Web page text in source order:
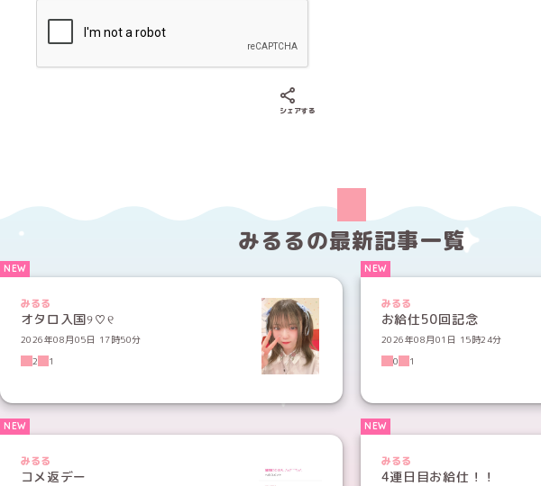
シェアする
みるるの最新記事一覧
みるる
オタロ入国୨♡୧
2026年08月05日 17時50分
2
1
みるる
お給仕50回記念
2026年08月01日 15時24分
0
1
みるる
コメ返デー
みるる
4連日目お給仕！！